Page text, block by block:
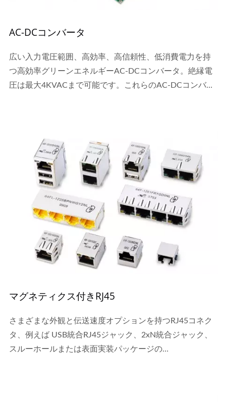
AC-DCコンバータ
広い入力電圧範囲、高効率、高信頼性、低消費電力を持
つ高効率グリーンエネルギーAC-DCコンバータ。絶縁電
圧は最大4KVACまで可能です。これらのAC-DCコンバー
マグネティクス付きRJ45
さまざまな外観と伝送速度オプションを持つRJ45コネク
タ、例えば USB統合RJ45ジャック、2xN統合ジャック、
スルーホールまたは表面実装パッケージの